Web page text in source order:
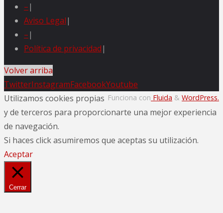
–|
Aviso Legal|
–|
Política de privacidad|
Volver arriba
TwitterInstagramFacebookYoutube
Funciona con Fluida & WordPress.
Utilizamos cookies propias
y de terceros para proporcionarte una mejor experiencia
de navegación.
Si haces click asumiremos que aceptas su utilización.
Aceptar
Cerrar